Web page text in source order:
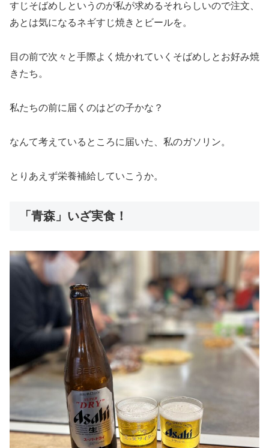
すじそばめしというのが私が求めるそれらしいので注文、
あとは気になるネギすじ焼きとビールを。
目の前で次々と手際よく焼かれていくそばめしとお好み焼
きたち。
私たちの前に届くのはどの子かな？
なんて考えているところに届いた、私のガソリン。
とりあえず栄養補給していこうか。
「青森」いざ実食！